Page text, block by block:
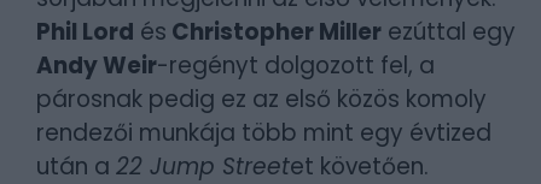
Phil Lord és Christopher Miller ezúttal egy
Andy Weir-regényt dolgozott fel, a
párosnak pedig ez az első közös komoly
rendezői munkája több mint egy évtized
után a 22 Jump Streetet követően.